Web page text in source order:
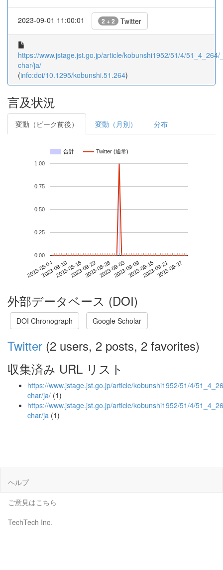
2023-09-01 11:00:01 2 + 2 Twitter
https://www.jstage.jst.go.jp/article/kobunshi1952/51/4/51_4_264/
char/ja/
(info:doi/10.1295/kobunshi.51.264)
言及状況
変動（ピーク前後） 変動（月別） 分布
合計 Twitter (通常)
2023-08-042023-08-102023-08-162023-08-222023-08-282023-09-032023-09-092023-09-152023-09-212023-09-27
0.00
0.25
0.50
0.75
1.00
外部データベース (DOI)
DOI Chronograph Google Scholar
Twitter (2 users, 2 posts, 2 favorites)
収集済み URL リスト
https://www.jstage.jst.go.jp/article/kobunshi1952/51/4/
char/ja/ (1)
https://www.jstage.jst.go.jp/article/kobunshi1952/51/4/
char/ja (1)
ヘルプ
ご意見はこちら
TechTech Inc.